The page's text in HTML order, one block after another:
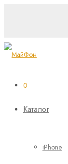
0
Каталог
iPhone